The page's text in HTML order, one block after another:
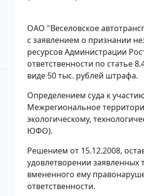
ОАО "Веселовское
с заявлением о признании
ресурсов Администрации
ответственности по статье
виде 50 тыс. рублей штрафа.
Определением суда к
Межрегиональное
экологическому,
ЮФО).
Решением от 15.12.2008,
удовлетворении
вмененного ему
ответственности.